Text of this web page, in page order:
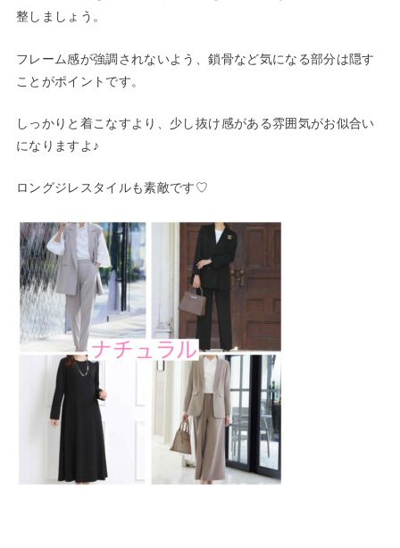
整しましょう。
フレーム感が強調されないよう、鎖骨など気になる部分は隠す
ことがポイントです。
しっかりと着こなすより、少し抜け感がある雰囲気がお似合い
になりますよ♪
ロングジレスタイルも素敵です♡